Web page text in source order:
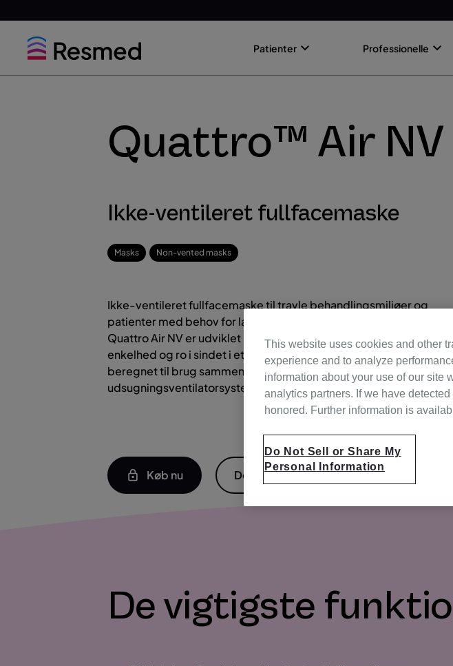
to
menu
to
content
Patienter Professionelle
Quattro™ Air NV
Ikke-ventileret fullfacemaske
Masks Non-vented masks
Ikke-ventileret fullfacemaske til travle behandlingsmiljøer og
patienter med behov for langvarig non-invasiv ventilation (NIV).
Quattro Air NV er udviklet med henblik på at skabe komfort,
enkelhed og ro i sindet i et brugervenligt, effektivt format. Den er
beregnet til brug sammen med aktive
udsugningsventilatorsystemer.
Køb nu Dokumentation
De vigtigste
This website uses cookies and other
experience and to analyze
information about your use of our site
analytics partners. If we have
honored. Further information is
Do Not Sell or Share My
Personal Information